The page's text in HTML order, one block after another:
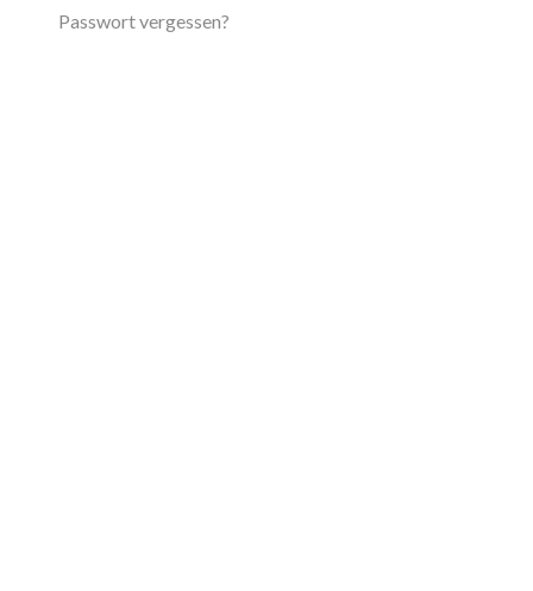
Passwort vergessen?